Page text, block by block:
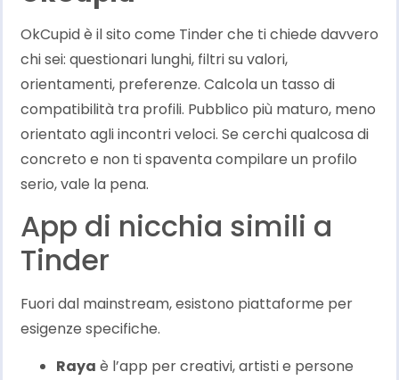
OkCupid è il sito come Tinder che ti chiede davvero
chi sei: questionari lunghi, filtri su valori,
orientamenti, preferenze. Calcola un tasso di
compatibilità tra profili. Pubblico più maturo, meno
orientato agli incontri veloci. Se cerchi qualcosa di
concreto e non ti spaventa compilare un profilo
serio, vale la pena.
App di nicchia simili a
Tinder
Fuori dal mainstream, esistono piattaforme per
esigenze specifiche.
Raya è l’app per creativi, artisti e persone